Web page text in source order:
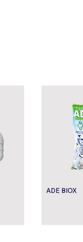
ADE BIOX